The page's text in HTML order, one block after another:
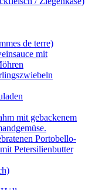
de terre)
mit
mit gebackenem
Portobello-
Petersilienbutter